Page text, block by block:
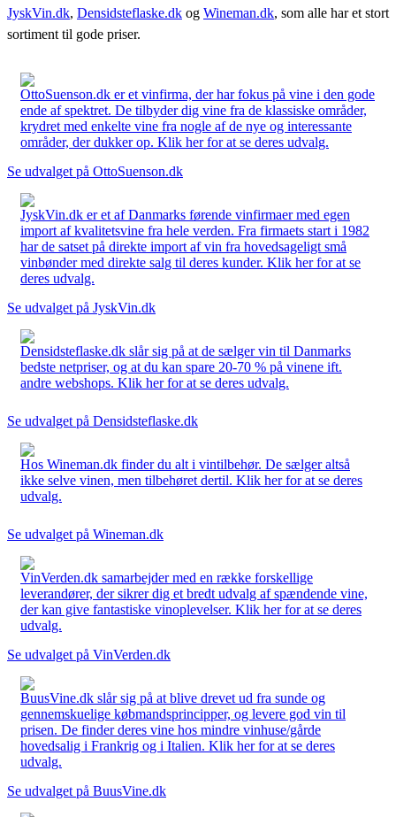
JyskVin.dk, Densidsteflaske.dk og Wineman.dk, som alle har et stort
sortiment til gode priser.
OttoSuenson.dk er et vinfirma, der har fokus på vine i den gode
ende af spektret. De tilbyder dig vine fra de klassiske områder,
krydret med enkelte vine fra nogle af de nye og interessante
områder, der dukker op. Klik her for at se deres udvalg.
Se udvalget på OttoSuenson.dk
JyskVin.dk er et af Danmarks førende vinfirmaer med egen
import af kvalitetsvine fra hele verden. Fra firmaets start i 1982
har de satset på direkte import af vin fra hovedsageligt små
vinbønder med direkte salg til deres kunder. Klik her for at se
deres udvalg.
Se udvalget på JyskVin.dk
Densidsteflaske.dk slår sig på at de sælger vin til Danmarks
bedste netpriser, og at du kan spare 20-70 % på vinene ift.
andre webshops. Klik her for at se deres udvalg.
Se udvalget på Densidsteflaske.dk
Hos Wineman.dk finder du alt i vintilbehør. De sælger altså
ikke selve vinen, men tilbehøret dertil. Klik her for at se deres
udvalg.
Se udvalget på Wineman.dk
VinVerden.dk samarbejder med en række forskellige
leverandører, der sikrer dig et bredt udvalg af spændende vine,
der kan give fantastiske vinoplevelser. Klik her for at se deres
udvalg.
Se udvalget på VinVerden.dk
BuusVine.dk slår sig på at blive drevet ud fra sunde og
gennemskuelige købmandsprincipper, og levere god vin til
prisen. De finder deres vine hos mindre vinhuse/gårde
hovedsalig i Frankrig og i Italien. Klik her for at se deres
udvalg.
Se udvalget på BuusVine.dk